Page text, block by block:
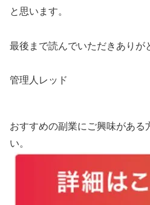
と思います。
最後まで読んでいただきありが
管理人レッド
おすすめの副業にご興味がある
い。